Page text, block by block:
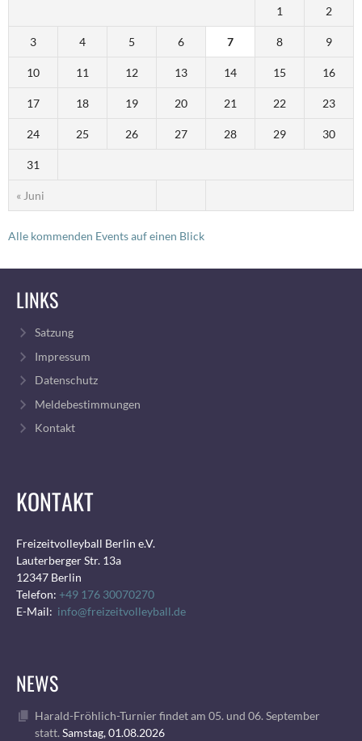
« Juni
1 2
3 4 5 6 7 8 9
10 11 12 13 14 15 16
17 18 19 20 21 22 23
24 25 26 27 28 29 30
31
Alle kommenden Events auf einen Blick
LINKS
Satzung
Impressum
Datenschutz
Meldebestimmungen
Kontakt
KONTAKT
Freizeitvolleyball Berlin e.V.
Lauterberger Str. 13a
12347 Berlin
Telefon: +49 176 30070270
E-Mail: info@freizeitvolleyball.de
NEWS
Harald-Fröhlich-Turnier findet am 05. und 06. September
statt. Samstag, 01.08.2026